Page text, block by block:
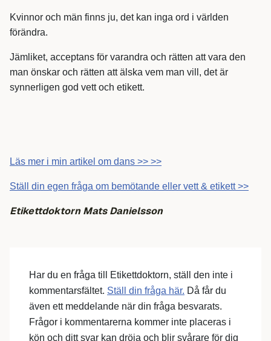
Kvinnor och män finns ju, det kan inga ord i världen
förändra.
Jämliket, acceptans för varandra och rätten att vara den
man önskar och rätten att älska vem man vill, det är
synnerligen god vett och etikett.
Läs mer i min artikel om dans >> >>
Ställ din egen fråga om bemötande eller vett & etikett >>
Etikettdoktorn Mats Danielsson
Har du en fråga till Etikettdoktorn, ställ den inte i
kommentarsfältet. Ställ din fråga här. Då får du
även ett meddelande när din fråga besvarats.
Frågor i kommentarerna kommer inte placeras i
kön och ditt svar kan dröja och blir svårare för dig